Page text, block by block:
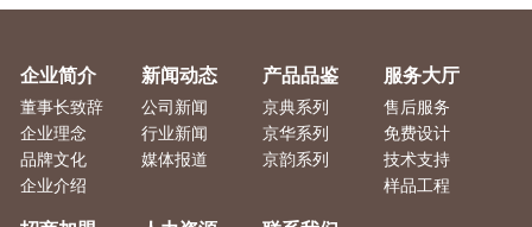
企业简介
董事长致辞
企业理念
品牌文化
企业介绍
新闻动态
公司新闻
行业新闻
媒体报道
产品品鉴
京典系列
京华系列
京韵系列
服务大厅
售后服务
免费设计
技术支持
样品工程